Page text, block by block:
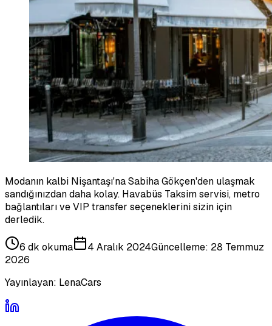
Modanın kalbi Nişantaşı'na Sabiha Gökçen'den ulaşmak
sandığınızdan daha kolay. Havabüs Taksim servisi, metro
bağlantıları ve VIP transfer seçeneklerini sizin için
derledik.
6 dk okuma 4 Aralık 2024Güncelleme: 28 Temmuz
2026
Yayınlayan: LenaCars